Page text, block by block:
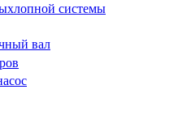
системы
вал